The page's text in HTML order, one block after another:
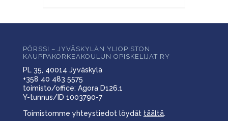
PÖRSSI – JYVÄSKYLÄN YLIOPISTON
KAUPPAKORKEAKOULUN OPISKELIJAT RY
PL 35, 40014 Jyväskylä
+358 40 483 5575
toimisto/office: Agora D126.1
Y-tunnus/ID 1003790-7
Toimistomme yhteystiedot löydät täältä.